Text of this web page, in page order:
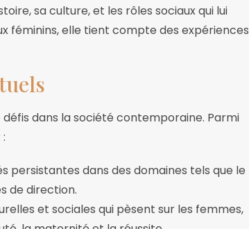
sa culture, et les rôles sociaux qui lui
féminins, elle tient compte des expériences
dans la société contemporaine. Parmi
persistantes dans des domaines tels que le
de direction.
et sociales qui pèsent sur les femmes,